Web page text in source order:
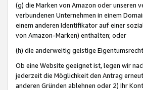
(g) die Marken von Amazon oder unseren
verbundenen Unternehmen in einem
einem anderen Identifikator auf einer
von Amazon-Marken) enthalten; oder
(h) die anderweitig geistige
Ob eine Website geeignet ist, legen wir
jederzeit die Möglichkeit den Antrag
anderen Gründen ablehnen oder 2) Ihr